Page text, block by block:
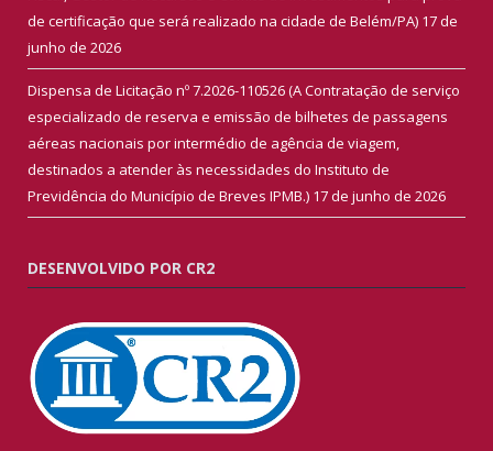
de certificação que será realizado na cidade de Belém/PA) 17 de
junho de 2026
Dispensa de Licitação nº 7.2026-110526 (A Contratação de serviço
especializado de reserva e emissão de bilhetes de passagens
aéreas nacionais por intermédio de agência de viagem,
destinados a atender às necessidades do Instituto de
Previdência do Município de Breves IPMB.) 17 de junho de 2026
DESENVOLVIDO POR CR2